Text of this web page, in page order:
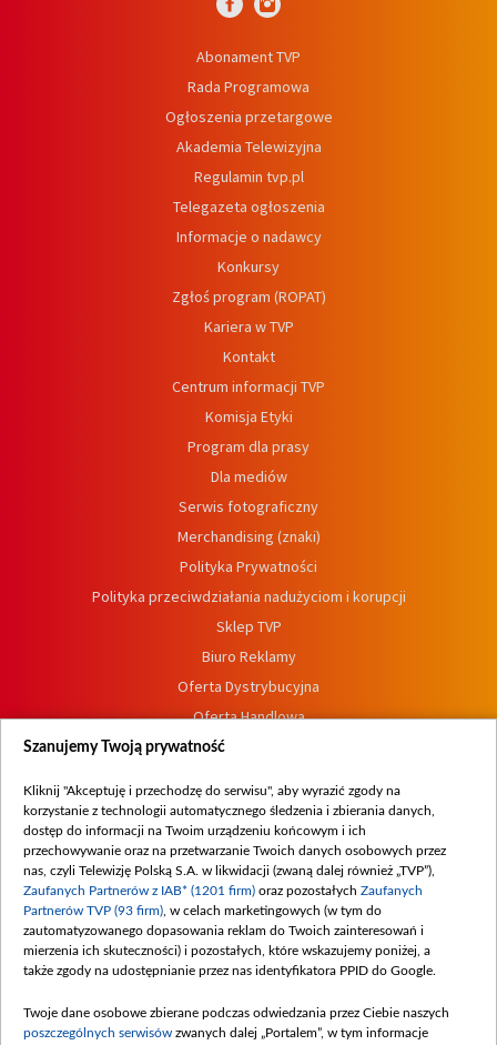
Abonament TVP
Rada Programowa
Ogłoszenia przetargowe
Akademia Telewizyjna
Regulamin tvp.pl
Telegazeta ogłoszenia
Informacje o nadawcy
Konkursy
Zgłoś program (ROPAT)
Kariera w TVP
Kontakt
Centrum informacji TVP
Komisja Etyki
Program dla prasy
Dla mediów
Serwis fotograficzny
Merchandising (znaki)
Polityka Prywatności
Polityka przeciwdziałania nadużyciom i korupcji
Sklep TVP
Biuro Reklamy
Oferta Dystrybucyjna
Oferta Handlowa
Dostępność
Procedura zgłoszeń wewnętrznych
Szanujemy Twoją prywatność
Kliknij "Akceptuję i przechodzę do serwisu", aby wyrazić zgody na
korzystanie z technologii automatycznego śledzenia i zbierania danych,
dostęp do informacji na Twoim urządzeniu końcowym i ich
przechowywanie oraz na przetwarzanie Twoich danych osobowych przez
nas, czyli Telewizję Polską S.A. w likwidacji (zwaną dalej również „TVP”),
Zaufanych Partnerów z IAB* (1201 firm) oraz pozostałych Zaufanych
Partnerów TVP (93 firm) , w celach marketingowych (w tym do
zautomatyzowanego dopasowania reklam do Twoich zainteresowań i
mierzenia ich skuteczności) i pozostałych, które wskazujemy poniżej, a
także zgody na udostępnianie przez nas identyfikatora PPID do Google.
Twoje dane osobowe zbierane podczas odwiedzania przez Ciebie naszych
poszczególnych serwisów zwanych dalej „Portalem”, w tym informacje